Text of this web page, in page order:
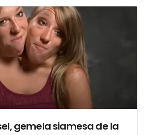
gemela siamesa de la